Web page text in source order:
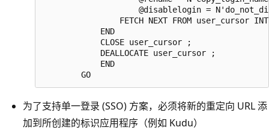
@disablelogin =
FETCH NEXT FROM user_cursor
            END
            CLOSE user_cursor ;
            DEALLOCATE user_cursor ;
            END
为了支持单一登录 (SSO) 方案，必须将新的重定向 URL 添
加到所创建的标识应用程序（例如 Kudu）